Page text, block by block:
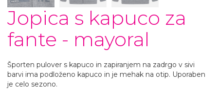
Jopica s kapuco za
fante - mayoral
Športen pulover s kapuco in zapiranjem na zadrgo v sivi
barvi ima podloženo kapuco in je mehak na otip. Uporaben
je celo sezono.